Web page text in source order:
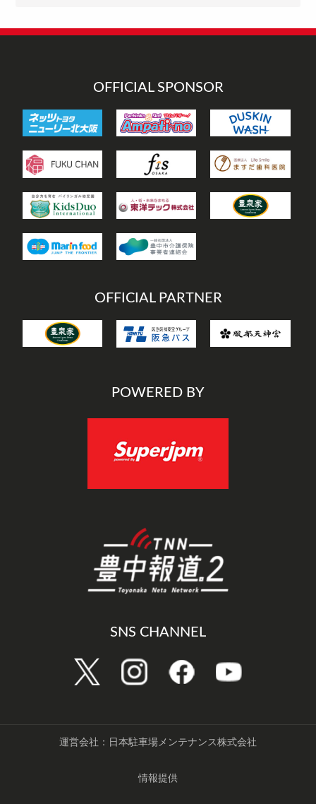
リ
OFFICIAL SPONSOR
OFFICIAL PARTNER
POWERED BY
SNS CHANNEL
運営会社：日本駐車場メンテナンス株式会社
情報提供